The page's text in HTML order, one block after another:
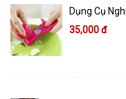
Dụng Cụ
35,000 đ